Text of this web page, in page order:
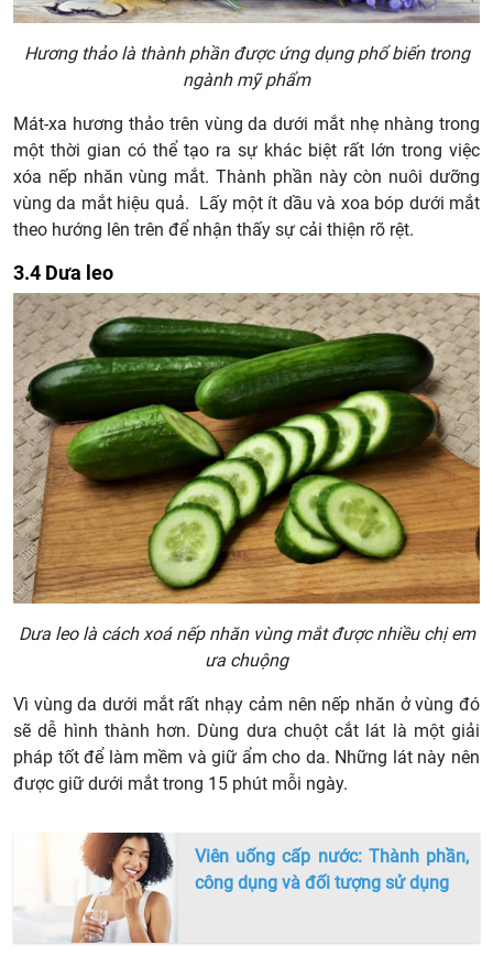
Hương thảo là thành phần được ứng dụng phổ biến trong
ngành mỹ phẩm
Mát-xa hương thảo trên vùng da dưới mắt nhẹ nhàng trong
một thời gian có thể tạo ra sự khác biệt rất lớn trong việc
xóa nếp nhăn vùng mắt. Thành phần này còn nuôi dưỡng
vùng da mắt hiệu quả. Lấy một ít dầu và xoa bóp dưới mắt
theo hướng lên trên để nhận thấy sự cải thiện rõ rệt.
3.4 Dưa leo
Dưa leo là cách xoá nếp nhăn vùng mắt được nhiều chị em
ưa chuộng
Vì vùng da dưới mắt rất nhạy cảm nên nếp nhăn ở vùng đó
sẽ dễ hình thành hơn. Dùng dưa chuột cắt lát là một giải
pháp tốt để làm mềm và giữ ẩm cho da. Những lát này nên
được giữ dưới mắt trong 15 phút mỗi ngày.
Viên uống cấp nước: Thành phần,
công dụng và đối tượng sử dụng